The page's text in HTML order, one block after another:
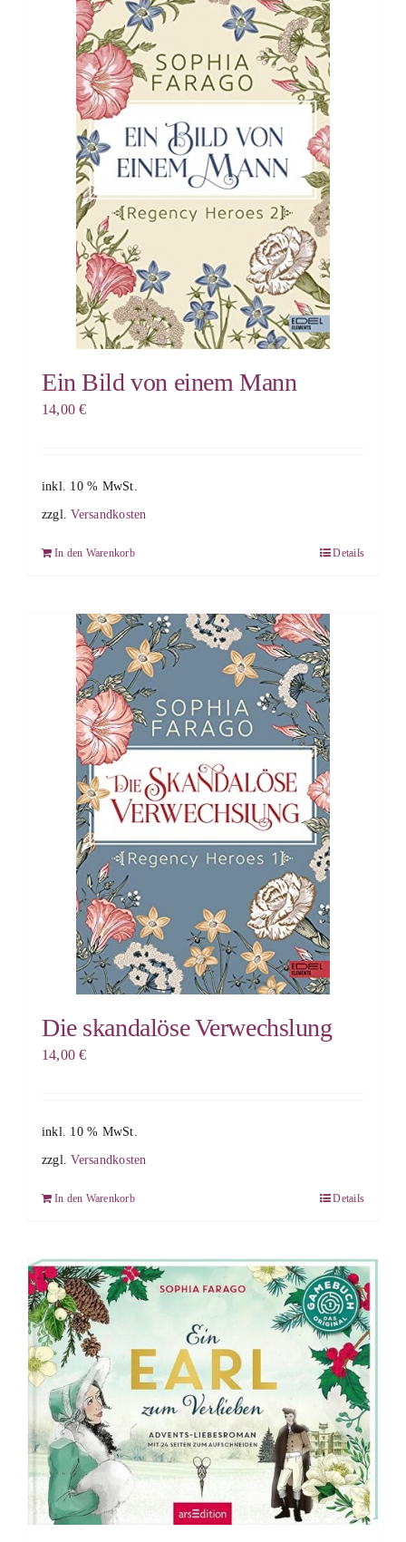
Ein Bild von einem Mann
14,00€
inkl. 10 % MwSt.
zzgl.Versandkosten
In den Warenkorb Details
Die skandalöse Verwechslung
14,00€
inkl. 10 % MwSt.
zzgl.Versandkosten
In den Warenkorb Details